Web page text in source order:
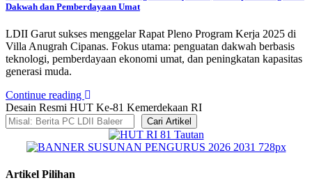
Dakwah dan Pemberdayaan Umat
LDII Garut sukses menggelar Rapat Pleno Program Kerja 2025 di
Villa Anugrah Cipanas. Fokus utama: penguatan dakwah berbasis
teknologi, pemberdayaan ekonomi umat, dan peningkatan kapasitas
generasi muda.
Continue reading
Desain Resmi HUT Ke-81 Kemerdekaan RI
Cari Artikel
Artikel Pilihan